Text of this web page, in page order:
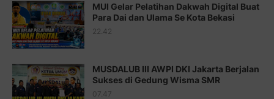
Juz 17 ⇨http://j.mp/2brHsFz
Juz 18 ⇨http://j.mp/2b8SCfc
Juz 19 ⇨http://j.mp/2bFSq95
Juz 20 ⇨http://j.mp/2brI1zc
MUI Gelar Pelatihan Dakwah Digital Buat
Para Dai dan Ulama Se Kota Bekasi
22.42
MUSDALUB III AWPI DKI Jakarta Berjalan
Sukses di Gedung Wisma SMR
07.47